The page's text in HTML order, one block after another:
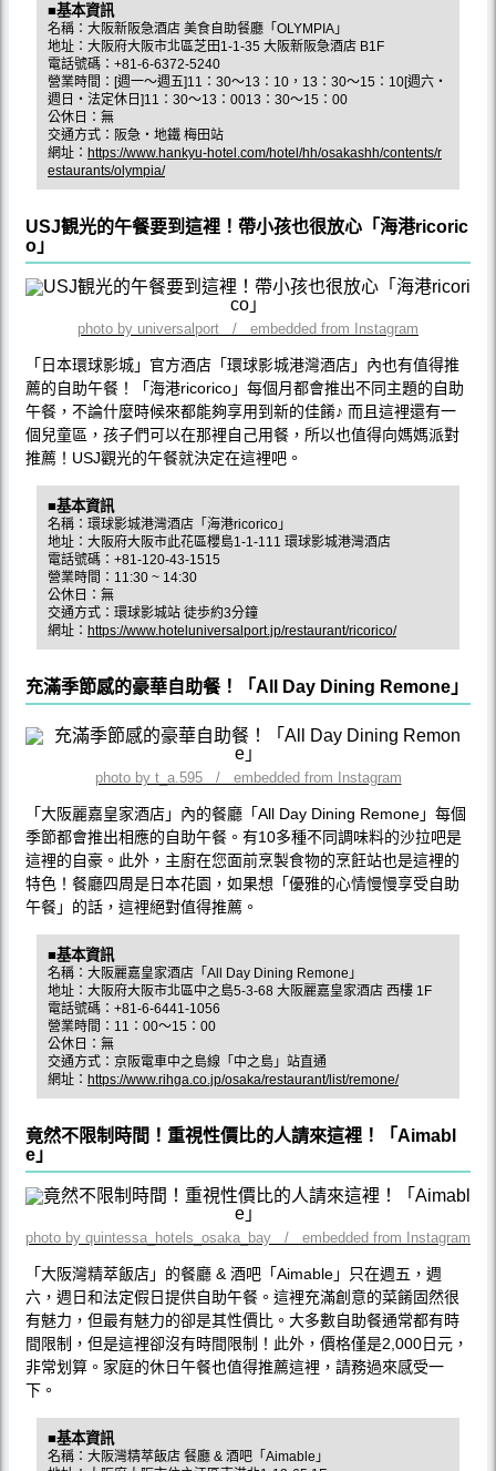
■基本資訊
名稱：大阪新阪急酒店 美食自助餐廳「OLYMPIA」
地址：大阪府大阪市北區芝田1-1-35 大阪新阪急酒店 B1F
電話號碼：+81-6-6372-5240
營業時間：[週一～週五]11：30～13：10，13：30～15：10[週六・
週日・法定休日]11：30～13：0013：30～15：00
公休日：無
交通方式：阪急・地鐵 梅田站
網址： https://www.hankyu-hotel.com/hotel/hh/osakashh/contents/r
estaurants/olympia/
USJ観光的午餐要到這裡！帶小孩也很放心「海港ricoric
o」
photo by universalport / embedded from Instagram
「日本環球影城」官方酒店「環球影城港灣酒店」內也有值得推
薦的自助午餐！「海港ricorico」每個月都會推出不同主題的自助
午餐，不論什麼時候來都能夠享用到新的佳餚♪ 而且這裡還有一
個兒童區，孩子們可以在那裡自己用餐，所以也值得向媽媽派對
推薦！USJ觀光的午餐就決定在這裡吧。
■基本資訊
名稱：環球影城港灣酒店「海港ricorico」
地址：大阪府大阪市此花區櫻島1-1-111 環球影城港灣酒店
電話號碼：+81-120-43-1515
營業時間：11:30 ~ 14:30
公休日：無
交通方式：環球影城站 徒歩約3分鐘
網址： https://www.hoteluniversalport.jp/restaurant/ricorico/
充滿季節感的豪華自助餐！「All Day Dining Remone」
photo by t_a.595 / embedded from Instagram
「大阪麗嘉皇家酒店」內的餐廳「All Day Dining Remone」每個
季節都會推出相應的自助午餐。有10多種不同調味料的沙拉吧是
這裡的自豪。此外，主廚在您面前烹製食物的烹飪站也是這裡的
特色！餐廳四周是日本花園，如果想「優雅的心情慢慢享受自助
午餐」的話，這裡絕對值得推薦。
■基本資訊
名稱：大阪麗嘉皇家酒店「All Day Dining Remone」
地址：大阪府大阪市北區中之島5-3-68 大阪麗嘉皇家酒店 西樓 1F
電話號碼：+81-6-6441-1056
營業時間：11：00～15：00
公休日：無
交通方式：京阪電車中之島線「中之島」站直通
網址： https://www.rihga.co.jp/osaka/restaurant/list/remone/
竟然不限制時間！重視性價比的人請來這裡！「Aimabl
e」
photo by quintessa_hotels_osaka_bay / embedded from Instagram
「大阪灣精萃飯店」的餐廳 & 酒吧「Aimable」只在週五，週
六，週日和法定假日提供自助午餐。這裡充滿創意的菜餚固然很
有魅力，但最有魅力的卻是其性價比。大多數自助餐通常都有時
間限制，但是這裡卻沒有時間限制！此外，價格僅是2,000日元，
非常划算。家庭的休日午餐也值得推薦這裡，請務過來感受一
下。
■基本資訊
名稱：大阪灣精萃飯店 餐廳 & 酒吧「Aimable」